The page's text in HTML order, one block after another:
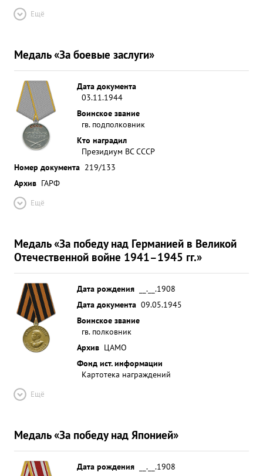
Ещё
Медаль «За боевые заслуги»
Дата документа
03.11.1944
Воинское звание
гв. подполковник
Кто наградил
Президиум ВС СССР
Номер документа 219/133
Архив ГАРФ
Ещё
Медаль «За победу над Германией в Великой
Отечественной войне 1941–1945 гг.»
Дата рождения
__.__.1908
Дата документа 09.05.1945
Воинское звание
гв. полковник
Архив ЦАМО
Фонд ист. информации
Картотека награждений
Ещё
Медаль «За победу над Японией»
Дата рождения
__.__.1908